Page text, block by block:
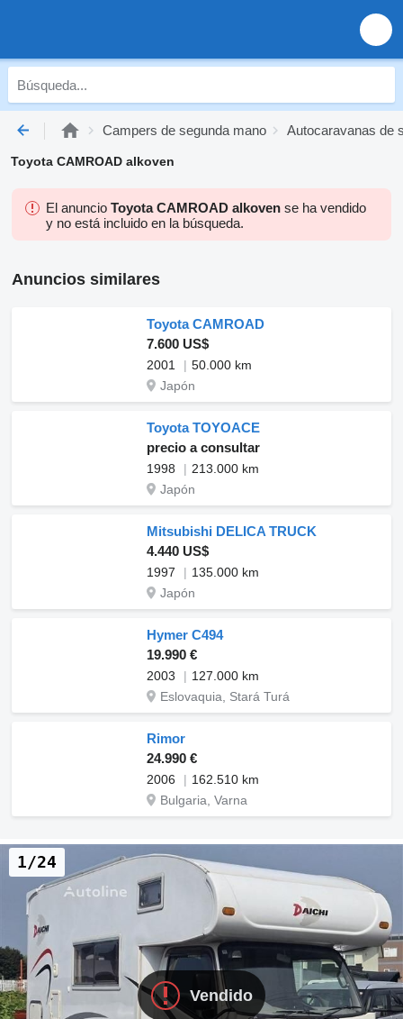
Campers de segunda mano Autocaravanas de
Toyota CAMROAD alkoven
El anuncio Toyota CAMROAD alkoven se ha vendido
y no está incluido en la búsqueda.
Anuncios similares
Toyota CAMROAD
7.600 US$
2001
50.000 km
Japón
Toyota TOYOACE
precio a consultar
1998
213.000 km
Japón
Mitsubishi DELICA TRUCK
4.440 US$
1997
135.000 km
Japón
Hymer C494
19.990 €
2003
127.000 km
Eslovaquia, Stará Turá
Rimor
24.990 €
2006
162.510 km
Bulgaria, Varna
Vendido
1/24